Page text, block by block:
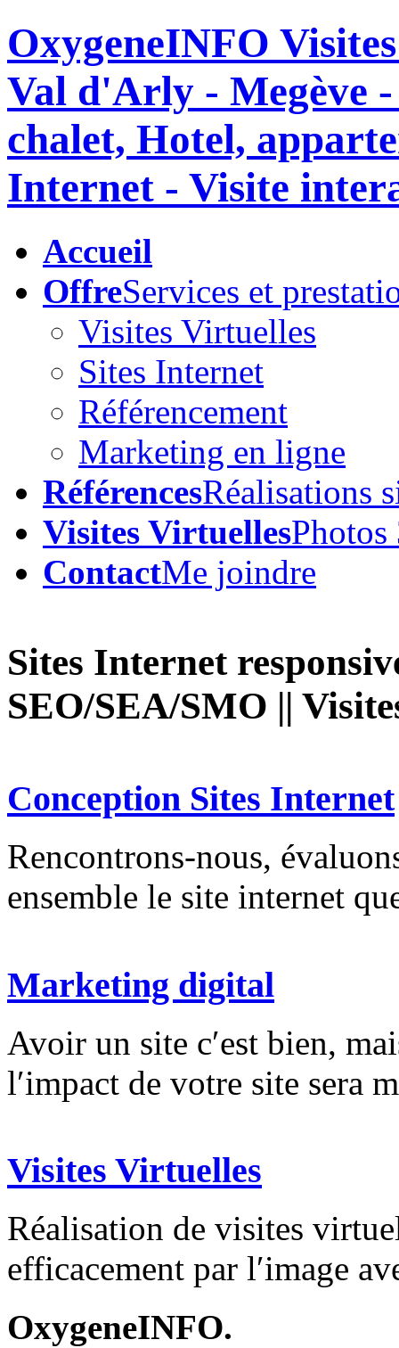
OxygeneINFO
Val d'Arly - Megève
chalet, Hotel,
Internet - Visite
Accueil
OffreServices et
Visites Virtuelles
Sites Internet
Référencement
Marketing en ligne
RéférencesRéalisations
Visites VirtuellesPhotos
ContactMe joindre
Sites Internet
SEO/SEA/SMO ||
Conception Sites Internet
Rencontrons-nous,
ensemble le site internet
Marketing digital
Avoir un site c′est bien,
l′impact de votre site sera
Visites Virtuelles
Réalisation de visites
efficacement par l′image
OxygeneINFO.